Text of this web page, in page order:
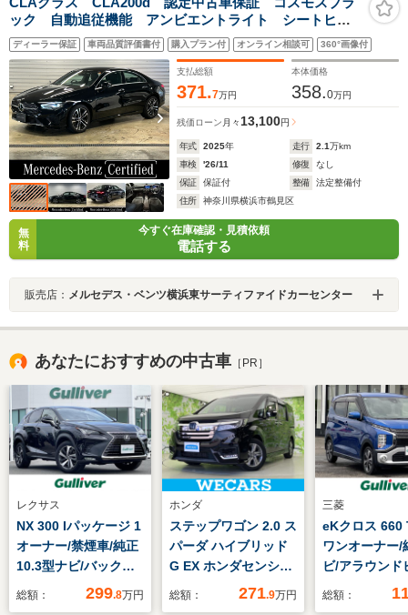
ック 自動追従機能 アンビエントライト シートヒー
ター 電動パワーシート 純正ドライブレコーダー ワ
イヤレスチャージャー MBUX ETC 純正ナビ バッ
クカメラ
ディーラー保証 車両品質評価書付 購入プラン付 オンライン相談可 360°画像付
支払総額
371.7万円
本体価格
358.0万円
残価ローン 月々 13,100円
年式 2025年 走行 2.1万km
車検
'26/11 修復
なし
保証
保証付 整備
法定整備付
住所
神奈川県横浜市鶴見区
無
料
今すぐ在庫確認・見積依頼
電話する
販売店： メルセデス・ベンツ横浜東サーティファイドカーセンター
あなたにおすすめの中古車 ［PR］
レクサス
NX 300 Iパッケージ 1
オーナー/禁煙車/純正
10.3型ナビ/バックカ
メラ/前後ドラレコ/前
総額： 299.8万円
ホンダ
ステップワゴン 2.0 ス
パーダ ハイブリッド
G EX ホンダセンシン
グ 純正 9インチ SDナ
総額： 271.9万円
三菱
eKクロス 660
ワンオーナー/
ビ/アラウンド
モニター/イン
総額：